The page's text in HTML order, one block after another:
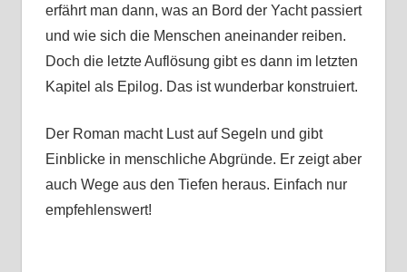
erfährt man dann, was an Bord der Yacht passiert
und wie sich die Menschen aneinander reiben.
Doch die letzte Auflösung gibt es dann im letzten
Kapitel als Epilog. Das ist wunderbar konstruiert.
Der Roman macht Lust auf Segeln und gibt
Einblicke in menschliche Abgründe. Er zeigt aber
auch Wege aus den Tiefen heraus. Einfach nur
empfehlenswert!